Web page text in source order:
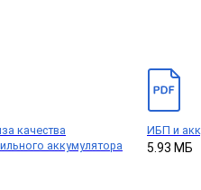
качества
аккумулятора
ИБП и
5.93 МБ